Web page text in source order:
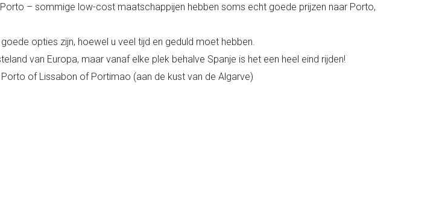
– sommige low-cost maatschappijen hebben soms echt goede prijzen naar Porto,
opties zijn, hoewel u veel tijd en geduld moet hebben.
van Europa, maar vanaf elke plek behalve Spanje is het een heel eind rijden!
of Lissabon of Portimao (aan de kust van de Algarve)